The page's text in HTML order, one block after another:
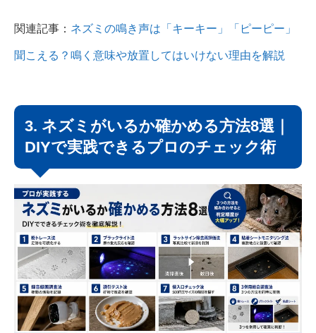
関連記事： ネズミの鳴き声は「キーキー」「ピーピー」
聞こえる？鳴く意味や放置してはいけない理由を解説
3. ネズミがいるか確かめる方法8選｜
DIYで実践できるプロのチェック術